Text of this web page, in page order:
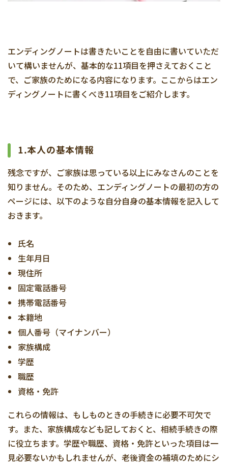
エンディングノートは書きたいことを自由に書いていただ
いて構いませんが、基本的な11項目を押さえておくこと
で、ご家族のためになる内容になります。ここからはエン
ディングノートに書くべき11項目をご紹介します。
1.本人の基本情報
残念ですが、ご家族は思っている以上にみなさんのことを
知りません。そのため、エンディングノートの最初の方の
ページには、以下のような自分自身の基本情報を記入して
おきます。
氏名
生年月日
現住所
固定電話番号
携帯電話番号
本籍地
個人番号（マイナンバー）
家族構成
学歴
職歴
資格・免許
これらの情報は、もしものときの手続きに必要不可欠で
す。また、家族構成なども記しておくと、相続手続きの際
に役立ちます。学歴や職歴、資格・免許といった項目は一
見必要ないかもしれませんが、老後資金の補填のためにシ